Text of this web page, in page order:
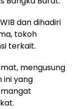
dan dihadiri
tokoh
terkait.
mengusung
ini yang